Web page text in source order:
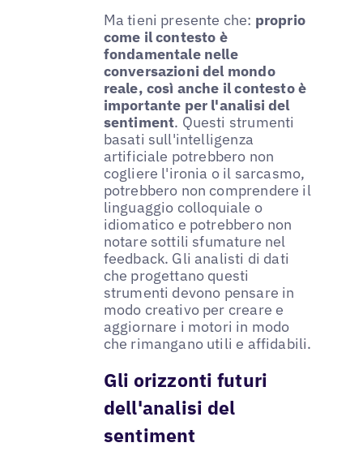
Ma tieni presente che: proprio
come il contesto è
fondamentale nelle
conversazioni del mondo
reale, così anche il contesto è
importante per l'analisi del
sentiment. Questi strumenti
basati sull'intelligenza
artificiale potrebbero non
cogliere l'ironia o il sarcasmo,
potrebbero non comprendere il
linguaggio colloquiale o
idiomatico e potrebbero non
notare sottili sfumature nel
feedback. Gli analisti di dati
che progettano questi
strumenti devono pensare in
modo creativo per creare e
aggiornare i motori in modo
che rimangano utili e affidabili.
Gli orizzonti futuri
dell'analisi del
sentiment